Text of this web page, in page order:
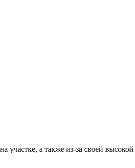
участке, а также из-за своей